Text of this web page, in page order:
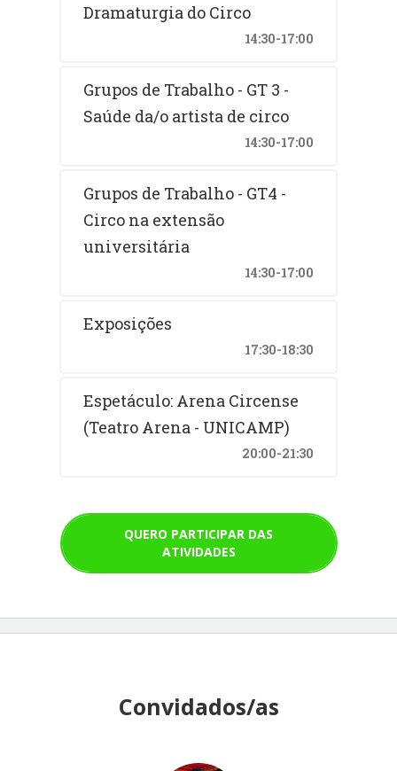
Dramaturgia do Circo
14:30-17:00
Grupos de Trabalho - GT 3 -
Saúde da/o artista de circo
14:30-17:00
Grupos de Trabalho - GT4 -
Circo na extensão
universitária
14:30-17:00
Exposições
17:30-18:30
Espetáculo: Arena Circense
(Teatro Arena - UNICAMP)
20:00-21:30
QUERO PARTICIPAR DAS
ATIVIDADES
Convidados/as